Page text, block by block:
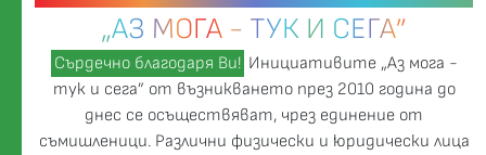
„АЗ МОГА - ТУК И СЕГА”
Сърдечно благодаря Ви! Инициативите „Аз мога -
тук и сега” от възникването през 2010 година до
днес се осъществяват, чрез единение от
съмишленици. Различни физически и юридически лица